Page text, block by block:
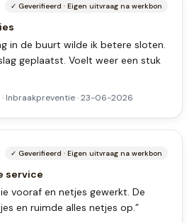
✓ Geverifieerd · Eigen uitvraag na werkbon
in de buurt wilde ik betere sloten.
geplaatst. Voelt weer een stuk
· Inbraakpreventie·23-06-2026
✓ Geverifieerd · Eigen uitvraag na werkbon
service
vooraf en netjes gewerkt. De
en ruimde alles netjes op.”